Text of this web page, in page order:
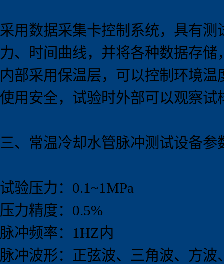
采用数据采集卡控制系统，具有
力、时间曲线，并将各种数据存
内部采用保温层，可以控制环境
使用安全，试验时外部可以观察
三、 常温冷却水管脉冲测试设备参
试验压力：0.1~1MPa
压力精度：0.5%
脉冲频率：1HZ内
脉冲波形：正弦波、三角波、方